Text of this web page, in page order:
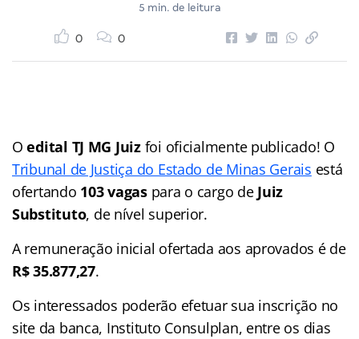
5 min. de leitura
0 0
O edital TJ MG Juizfoi oficialmente publicado! O
Tribunal de Justiça do Estado de Minas Gerais está
ofertando 103 vagaspara o cargo deJuiz
Substituto, de nível superior.
A remuneração inicial ofertada aos aprovados é de
R$ 35.877,27.
Os interessados poderão efetuar sua inscrição no
site da banca, Instituto Consulplan, entre os dias